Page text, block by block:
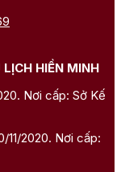
HIỀN MINH
Nơi cấp: Sở Kế
11/2020. Nơi cấp: